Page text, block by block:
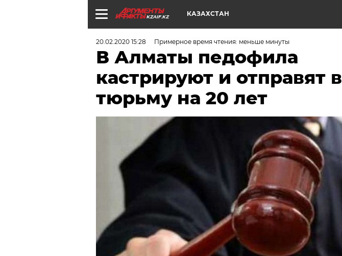
KZAIF.KZ КАЗАХСТАН
20.02.2020 15:28 Примерное время чтения: меньше минуты
В Алматы педофила
кастрируют и отправят в
тюрьму на 20 лет